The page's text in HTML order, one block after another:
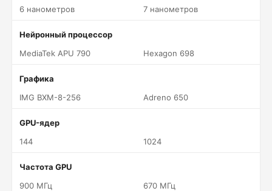
6 нанометров
7 нанометров
Нейронный процессор
MediaTek APU 790
Hexagon 698
Графика
IMG BXM-8-256
Adreno 650
GPU-ядер
144
1024
Частота GPU
900 МГц
670 МГц